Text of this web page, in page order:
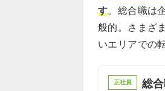
す。総合職は
般的。さまざ
いエリアでの
正社員 総